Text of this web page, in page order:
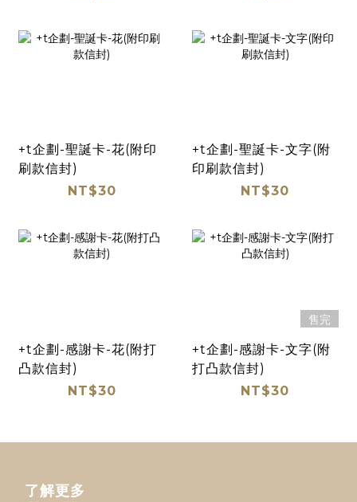
+t企劃-聖誕卡-花(附印
刷款信封)
NT$30
+t企劃-聖誕卡-文字(附
印刷款信封)
NT$30
+t企劃-感謝卡-花(附打
凸款信封)
NT$30
售完
+t企劃-感謝卡-文字(附
打凸款信封)
NT$30
了解更多